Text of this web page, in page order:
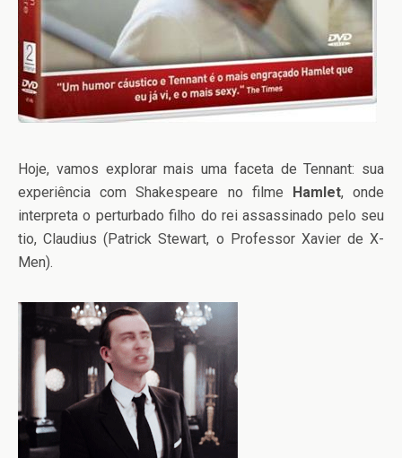
Hoje, vamos explorar mais uma faceta de Tennant: sua
experiência com Shakespeare no filme Hamlet, onde
interpreta o perturbado filho do rei assassinado pelo seu
tio, Claudius (Patrick Stewart, o Professor Xavier de X-
Men).